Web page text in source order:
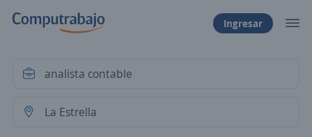
Ingresar